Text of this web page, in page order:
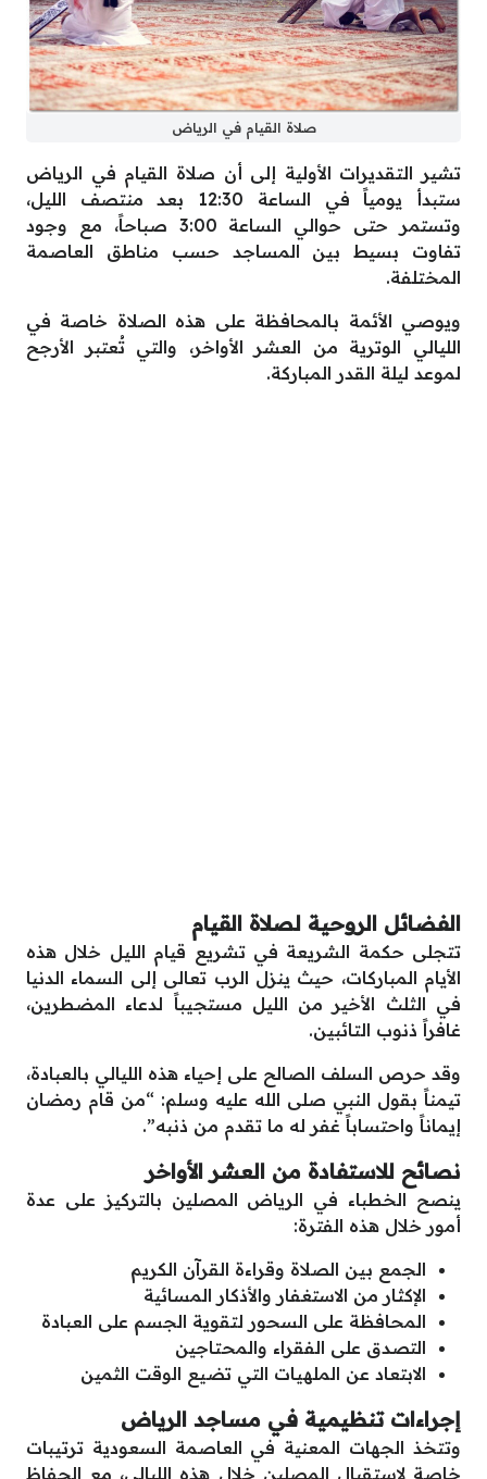
صلاة القيام في الرياض
تشير التقديرات الأولية إلى أن صلاة القيام في الرياض
ستبدأ يومياً في الساعة 12:30 بعد منتصف الليل،
وتستمر حتى حوالي الساعة 3:00 صباحاً، مع وجود
تفاوت بسيط بين المساجد حسب مناطق العاصمة
المختلفة.
ويوصي الأئمة بالمحافظة على هذه الصلاة خاصة في
الليالي الوترية من العشر الأواخر، والتي تُعتبر الأرجح
لموعد ليلة القدر المباركة.
الفضائل الروحية لصلاة القيام
تتجلى حكمة الشريعة في تشريع قيام الليل خلال هذه
الأيام المباركات، حيث ينزل الرب تعالى إلى السماء الدنيا
في الثلث الأخير من الليل مستجيباً لدعاء المضطرين،
غافراً ذنوب التائبين.
وقد حرص السلف الصالح على إحياء هذه الليالي بالعبادة،
تيمناً بقول النبي صلى الله عليه وسلم: “من قام رمضان
إيماناً واحتساباً غفر له ما تقدم من ذنبه”.
نصائح للاستفادة من العشر الأواخر
ينصح الخطباء في الرياض المصلين بالتركيز على عدة
أمور خلال هذه الفترة:
الجمع بين الصلاة وقراءة القرآن الكريم
الإكثار من الاستغفار والأذكار المسائية
المحافظة على السحور لتقوية الجسم على العبادة
التصدق على الفقراء والمحتاجين
الابتعاد عن الملهيات التي تضيع الوقت الثمين
إجراءات تنظيمية في مساجد الرياض
وتتخذ الجهات المعنية في العاصمة السعودية ترتيبات
خاصة لاستقبال المصلين خلال هذه الليالي، مع الحفاظ